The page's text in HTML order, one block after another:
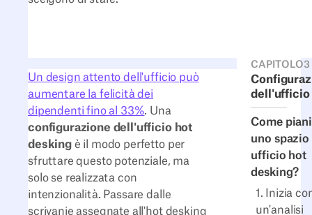
CAPITOLO3
dell'ufficio
Come
uno spazio
ufficio hot
desking?
1. Inizia
un'analisi
Un design attento dell'ufficio può
aumentare la felicità dei
dipendenti fino al 33%. Una
configurazione dell'ufficio hot
deskingè il modo perfetto per
sfruttare questo potenziale, ma
solo se realizzata con
intenzionalità. Passare dalle
scrivanie assegnate all'hot desking